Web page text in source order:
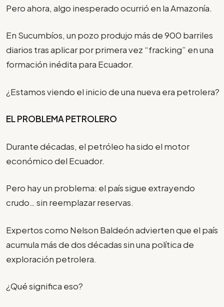
Pero ahora, algo inesperado ocurrió en la Amazonía.
En Sucumbíos, un pozo produjo más de 900 barriles
diarios tras aplicar por primera vez “fracking” en una
formación inédita para Ecuador.
¿Estamos viendo el inicio de una nueva era petrolera?
EL PROBLEMA PETROLERO
Durante décadas, el petróleo ha sido el motor
económico del Ecuador.
Pero hay un problema: el país sigue extrayendo
crudo… sin reemplazar reservas.
Expertos como Nelson Baldeón advierten que el país
acumula más de dos décadas sin una política de
exploración petrolera.
¿Qué significa eso?